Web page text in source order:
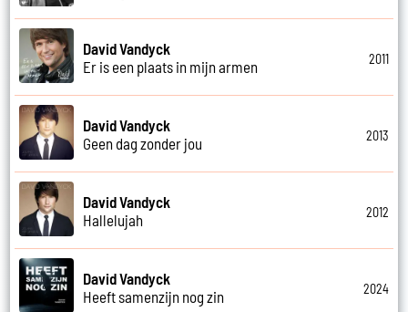
David Vandyck
Er is een plaats in mijn armen
2011
David Vandyck
Geen dag zonder jou
2013
David Vandyck
Hallelujah
2012
David Vandyck
Heeft samenzijn nog zin
2024